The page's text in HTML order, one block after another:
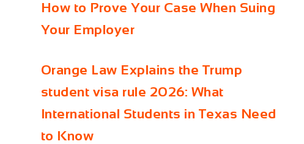
How to Prove Your Case When Suing
Your Employer
Orange Law Explains the Trump
student visa rule 2026: What
International Students in Texas Need
to Know